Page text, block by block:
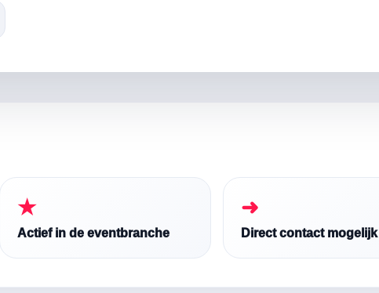
★
Actief in de eventbranche
➜
Direct contact mogelijk